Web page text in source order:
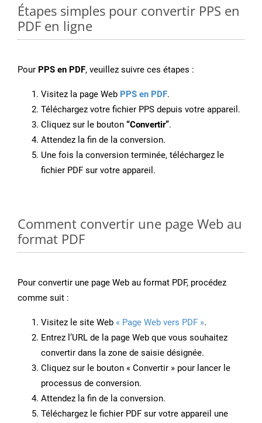
Étapes simples pour convertir PPS en
PDF en ligne
Pour PPS en PDF, veuillez suivre ces étapes :
Visitez la page Web PPS en PDF.
Téléchargez votre fichier PPS depuis votre appareil.
Cliquez sur le bouton “Convertir”.
Attendez la fin de la conversion.
Une fois la conversion terminée, téléchargez le
fichier PDF sur votre appareil.
Comment convertir une page Web au
format PDF
Pour convertir une page Web au format PDF, procédez
comme suit :
Visitez le site Web « Page Web vers PDF ».
Entrez l’URL de la page Web que vous souhaitez
convertir dans la zone de saisie désignée.
Cliquez sur le bouton « Convertir » pour lancer le
processus de conversion.
Attendez la fin de la conversion.
Téléchargez le fichier PDF sur votre appareil une